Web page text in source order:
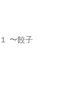
〜餃子